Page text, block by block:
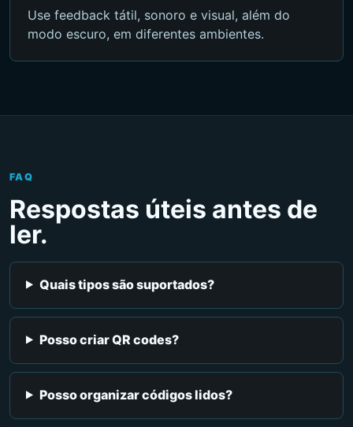
Use feedback tátil, sonoro e visual, além do
modo escuro, em diferentes ambientes.
FAQ
Respostas úteis antes de
ler.
Quais tipos são suportados?
Posso criar QR codes?
Posso organizar códigos lidos?